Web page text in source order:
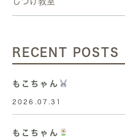
RECENT POSTS
もこちゃん
2026.07.31
もこちゃん